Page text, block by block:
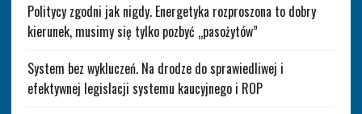
Politycy zgodni jak nigdy. Energetyka rozproszona to dobry
kierunek, musimy się tylko pozbyć „pasożytów”
System bez wykluczeń. Na drodze do sprawiedliwej i
efektywnej legislacji systemu kaucyjnego i ROP